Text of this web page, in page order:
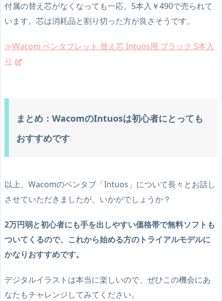
付属の替え芯がなくなっても一応、5本入￥490で売られて
います。芯は消耗品と割り切った方が良さそうです。
≫Wacom ペンタブレット 替え芯 Intuos用 ブラック 5本入
り
まとめ：WacomのIntuosは初心者にとっても
おすすめです
以上、Wacomのペンタブ「Intuos」について長々とお話し
させていただきましたが、いかがでしょうか？
2万円弱と初心者にも手を出しやすい価格帯で無料ソフトも
ついてくるので、これから始める方のトライアルモデルに
かなりおすすめです。
デジタルイラストは本当に楽しいので、ぜひこの機会にあ
なたもチャレンジしてみてください。